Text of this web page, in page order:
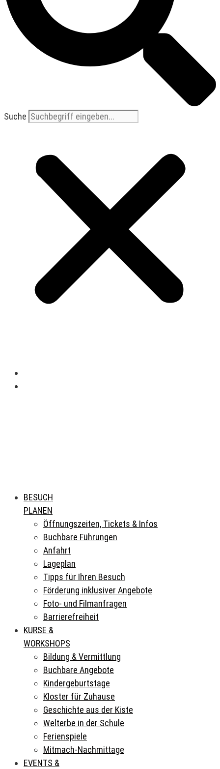
Suche
BESUCH
PLANEN
Öffnungszeiten, Tickets & Infos
Buchbare Führungen
Anfahrt
Lageplan
Tipps für Ihren Besuch
Förderung inklusiver Angebote
Foto- und Filmanfragen
Barrierefreiheit
KURSE &
WORKSHOPS
Bildung & Vermittlung
Buchbare Angebote
Kindergeburtstage
Kloster für Zuhause
Geschichte aus der Kiste
Welterbe in der Schule
Ferienspiele
Mitmach-Nachmittage
EVENTS &